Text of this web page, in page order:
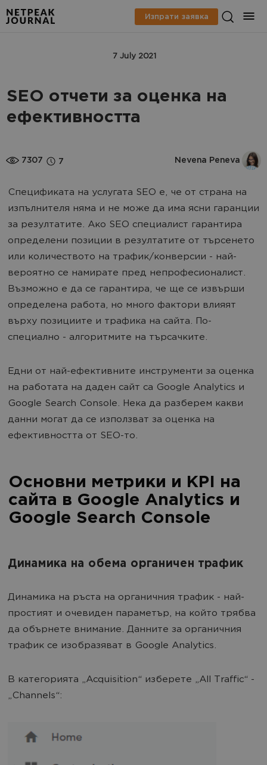
Изпрати заявка
7 July 2021
SEO отчети за оценка на
ефективността
7307 7 Nevena Peneva
Спецификата на услугата SEO е, че от страна на
изпълнителя няма и не може да има ясни гаранции
за резултатите. Ако SEO специалист гарантира
определени позиции в резултатите от търсенето
или количеството на трафик/конверсии - най-
вероятно се намирате пред непрофесионалист.
Възможно е да се гарантира, че ще се извърши
определена работа, но много фактори влияят
върху позициите и трафика на сайта. По-
специално - алгоритмите на търсачките.
Едни от най-ефективните инструменти за оценка
на работата на даден сайт са Google Analytics и
Google Search Console. Нека да разберем какви
данни могат да се използват за оценка на
ефективността от SEO-то.
Основни метрики и KPI на
сайта в Google Analytics и
Google Search Console
Динамика на обема органичен трафик
Динамика на ръста на органичния трафик - най-
простият и очевиден параметър, на който трябва
да обърнете внимание. Данните за органичния
трафик се изобразяват в Google Analytics.
В категорията „Acquisition“ изберете „All Traffic“ -
„Channels“: